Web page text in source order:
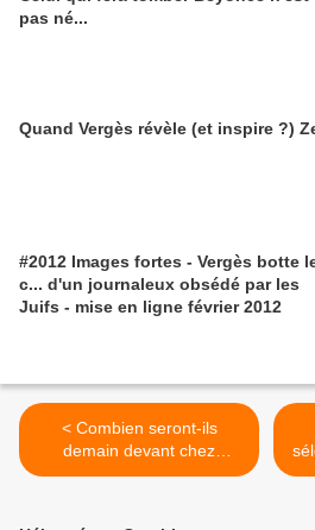
pas né...
Quand Vergès révèle (et inspire ?)
#2012 Images fortes - Vergès botte
c... d'un journaleux obsédé par les
Juifs - mise en ligne février 2012
< Combien seront-ils
demain devant chez
Guerlain ?